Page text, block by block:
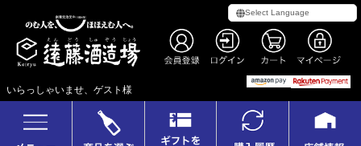
いらっしゃいませ、ゲスト様